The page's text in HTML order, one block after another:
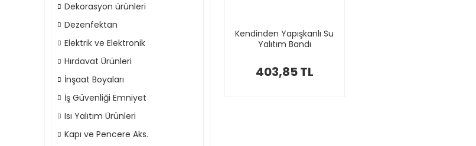
Dekorasyon ürünleri
Dezenfektan
Elektrik ve Elektronik
Hırdavat Ürünleri
İnşaat Boyaları
İş Güvenliği Emniyet
Isı Yalıtım Ürünleri
Kapı ve Pencere Aks.
Kendinden Yapışkanlı Su
Yalıtım Bandı
403,85 TL